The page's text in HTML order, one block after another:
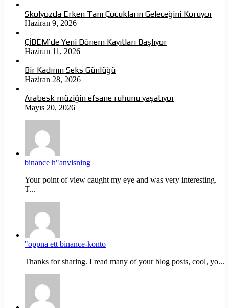
Skolyozda Erken Tanı Çocukların Geleceğini Koruyor
Haziran 9, 2026
ÇİBEM’de Yeni Dönem Kayıtları Başlıyor
Haziran 11, 2026
Bir Kadının Seks Günlüğü
Haziran 28, 2026
Arabesk müziğin efsane ruhunu yaşatıyor
Mayıs 20, 2026
binance h"anvisning
Your point of view caught my eye and was very interesting.
T...
"oppna ett binance-konto
Thanks for sharing. I read many of your blog posts, cool, yo...